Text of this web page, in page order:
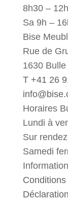
8h30 –
Sa 9h –
Bise
Rue de
1630 Bulle
T +41 26
Horaires
Lundi à
Sur
Samedi